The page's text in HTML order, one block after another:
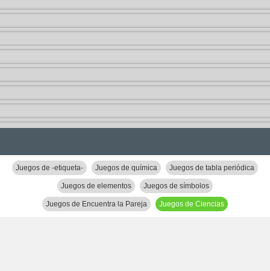
Juegos de -etiqueta- Juegos de química Juegos de tabla periódica
Juegos de elementos Juegos de símbolos
Juegos de Encuentra la Pareja Juegos de Ciencias